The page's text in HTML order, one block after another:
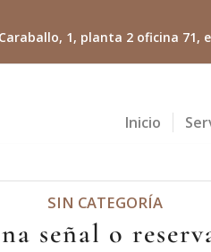
1, planta 2 oficina 71,
Inicio
SIN CATEGORÍA
señal o